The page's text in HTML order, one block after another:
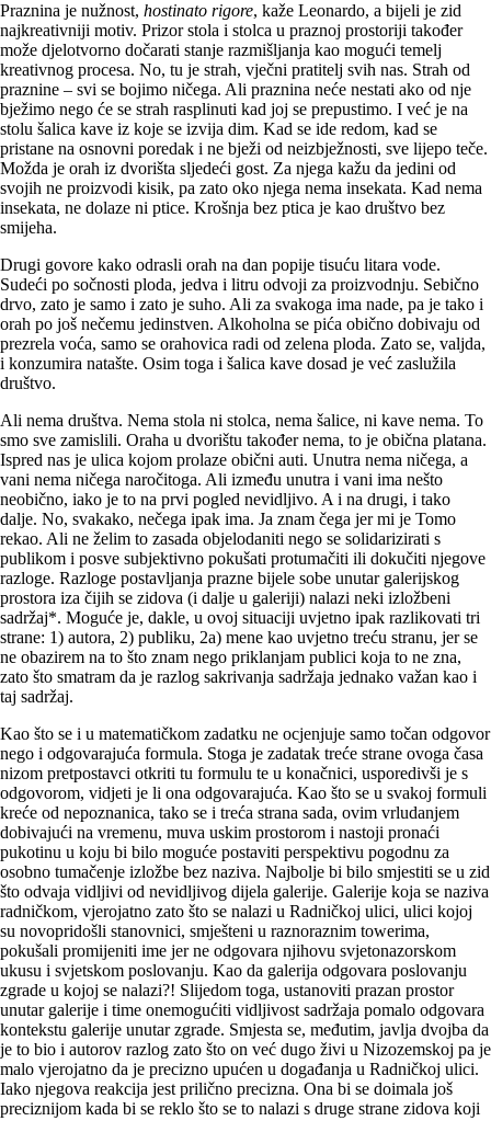
Praznina je nužnost, hostinato rigore, kaže Leonardo, a bijeli je zid
najkreativniji motiv. Prizor stola i stolca u praznoj prostoriji također
može djelotvorno dočarati stanje razmišljanja kao mogući temelj
kreativnog procesa. No, tu je strah, vječni pratitelj svih nas. Strah od
praznine – svi se bojimo ničega. Ali praznina neće nestati ako od nje
bježimo nego će se strah rasplinuti kad joj se prepustimo. I već je na
stolu šalica kave iz koje se izvija dim. Kad se ide redom, kad se
pristane na osnovni poredak i ne bježi od neiz­bježnosti, sve lijepo teče.
Možda je orah iz dvorišta sljedeći gost. Za njega kažu da jedini od
svojih ne proizvodi kisik, pa zato oko njega nema insekata. Kad nema
insekata, ne dolaze ni ptice. Krošnja bez ptica je kao društvo bez
smijeha.
Drugi govore kako odrasli orah na dan popije tisuću litara vode.
Sudeći po sočnosti ploda, jedva i litru odvoji za proizvodnju. Sebično
drvo, zato je samo i zato je suho. Ali za svakoga ima nade, pa je tako i
orah po još nečemu jedinstven. Alkoholna se pića obično dobivaju od
prezrela voća, samo se orahovica radi od zelena ploda. Zato se, valjda,
i konzumira natašte. Osim toga i šalica kave dosad je već zaslužila
društvo.
Ali nema društva. Nema stola ni stolca, nema šalice, ni kave nema. To
smo sve zamislili. Oraha u dvorištu također nema, to je obična platana.
Ispred nas je ulica kojom prolaze obični auti. Unutra nema ničega, a
vani nema ničega naročitoga. Ali između unutra i vani ima nešto
neobično, iako je to na prvi pogled nevidljivo. A i na drugi, i tako
dalje. No, svakako, nečega ipak ima. Ja znam čega jer mi je Tomo
rekao. Ali ne želim to zasada objelodaniti nego se solidarizirati s
publikom i posve subjektivno pokušati protumačiti ili dokučiti njegove
razloge. Razloge postavljanja prazne bijele sobe unutar galerijskog
prostora iza čijih se zidova (i dalje u galeriji) nalazi neki izložbeni
sadržaj*. Moguće je, dakle, u ovoj situaciji uvjetno ipak razlikovati tri
strane: 1) autora, 2) publiku, 2a) mene kao uvjetno treću stranu, jer se
ne obazirem na to što znam nego prikla­njam publici koja to ne zna,
zato što smatram da je razlog sakrivanja sadržaja jednako važan kao i
taj sadržaj.
Kao što se i u matematičkom zadatku ne ocjenjuje samo točan odgovor
nego i odgovarajuća formula. Stoga je zadatak treće strane ovoga časa
nizom pretpostavci otkriti tu formulu te u konačnici, usporedivši je s
odgovorom, vidjeti je li ona odgovarajuća. Kao što se u svakoj formuli
kreće od nepoznanica, tako se i treća strana sada, ovim vrludanjem
dobivajući na vremenu, muva uskim prostorom i nastoji pronaći
pukotinu u koju bi bilo moguće postaviti perspektivu pogodnu za
osobno tumačenje izložbe bez naziva. Najbolje bi bilo smjestiti se u zid
što odvaja vidljivi od nevidljivog dijela galerije. Galerije koja se naziva
radničkom, vjerojatno zato što se nalazi u Radničkoj ulici, ulici kojoj
su novopridošli stanovnici, smješteni u raznoraznim towerima,
pokušali promijeniti ime jer ne odgovara njihovu svjetonazorskom
ukusu i svjetskom poslovanju. Kao da galerija odgovara poslovanju
zgrade u kojoj se nalazi?! Slijedom toga, ustanoviti prazan prostor
unutar galerije i time onemogućiti vidljivost sadržaja pomalo odgovara
kontekstu galerije unutar zgrade. Smjesta se, međutim, javlja dvojba da
je to bio i autorov razlog zato što on već dugo živi u Nizozemskoj pa je
malo vjerojatno da je precizno upućen u događanja u Radničkoj ulici.
Iako njegova reakcija jest prilično precizna. Ona bi se doimala još
preciznijom kada bi se reklo što se to nalazi s druge strane zidova koji